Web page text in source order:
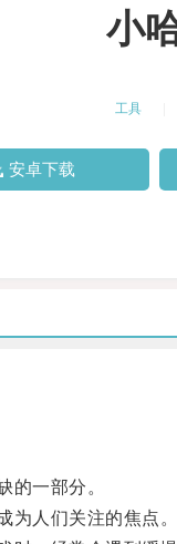
小
工具
安卓下载
一部分。
人们关注的焦点。